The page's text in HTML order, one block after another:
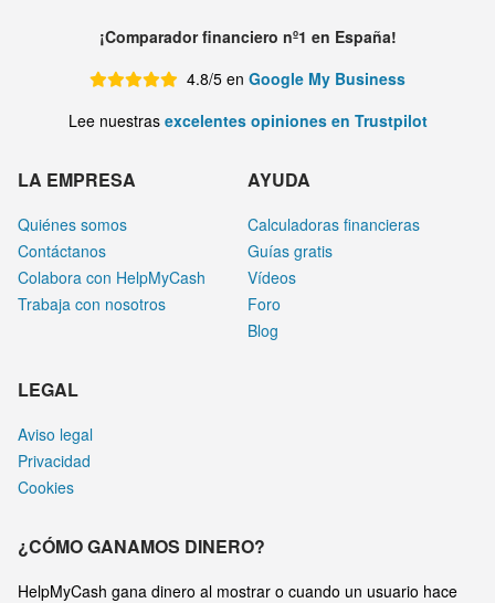
¡Comparador financiero nº1 en España!
4.8/5 en Google My Business
Lee nuestras excelentes opiniones en Trustpilot
LA EMPRESA
Quiénes somos
Contáctanos
Colabora con HelpMyCash
Trabaja con nosotros
AYUDA
Calculadoras financieras
Guías gratis
Vídeos
Foro
Blog
LEGAL
Aviso legal
Privacidad
Cookies
¿CÓMO GANAMOS DINERO?
HelpMyCash gana dinero al mostrar o cuando un usuario hace